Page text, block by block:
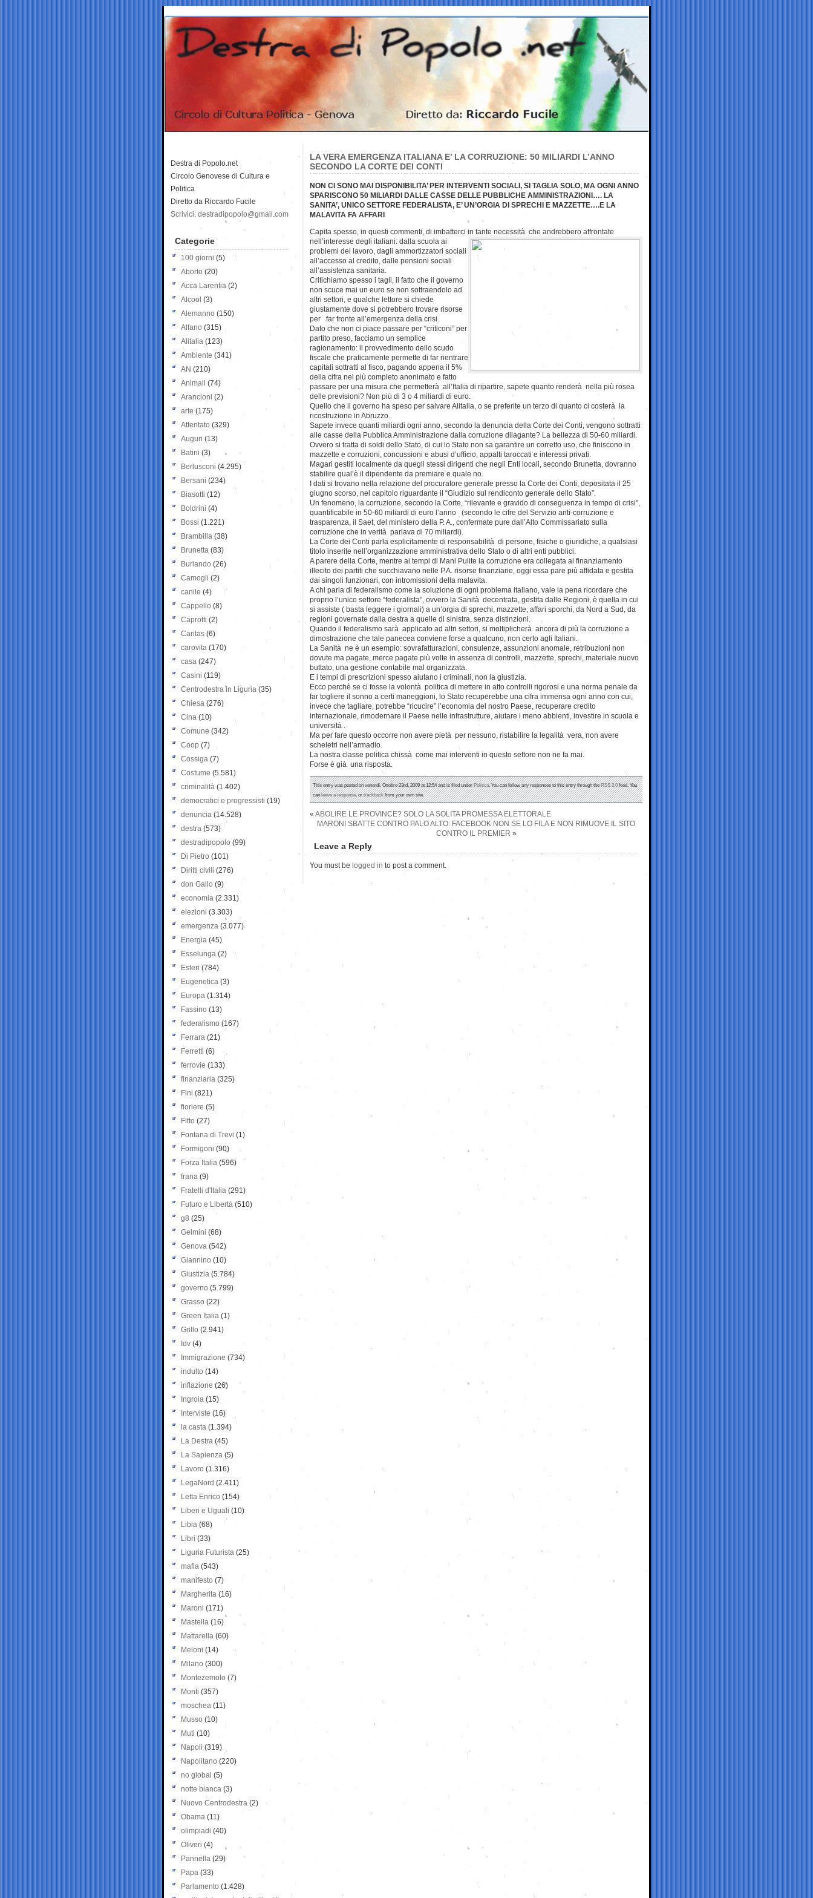
LA VERA EMERGENZA ITALIANA E’ LA CORRUZIONE: 50 MILIARDI L’ANNO
SECONDO LA CORTE DEI CONTI
NON CI SONO MAI DISPONIBILITA’ PER INTERVENTI SOCIALI, SI TAGLIA SOLO, MA OGNI ANNO
SPARISCONO 50 MILIARDI DALLE CASSE DELLE PUBBLICHE AMMINISTRAZIONI…. LA
SANITA’, UNICO SETTORE FEDERALISTA, E’ UN’ORGIA DI SPRECHI E MAZZETTE….E LA
MALAVITA FA AFFARI
Capita spesso, in questi commenti, di imbatterci in tante necessità che andrebbero affrontate
nell’interesse degli italiani: dalla scuola ai
problemi del lavoro, dagli ammortizzatori sociali
all’accesso al credito, dalle pensioni sociali
all’assistenza sanitaria.
Critichiamo spesso i tagli, il fatto che il governo
non scuce mai un euro se non sottraendolo ad
altri settori, e qualche lettore si chiede
giustamente dove si potrebbero trovare risorse
per far fronte all’emergenza della crisi.
Dato che non ci piace passare per “criticoni” per
partito preso, facciamo un semplice
ragionamento: il provvedimento dello scudo
fiscale che praticamente permette di far rientrare
capitali sottratti al fisco, pagando appena il 5%
della cifra nel più completo anonimato e fatto
passare per una misura che permetterà all’Italia di ripartire, sapete quanto renderà nella più rosea
delle previsioni? Non più di 3 o 4 miliardi di euro.
Quello che il governo ha speso per salvare Alitalia, o se preferite un terzo di quanto ci costerà la
ricostruzione in Abruzzo.
Sapete invece quanti miliardi ogni anno, secondo la denuncia della Corte dei Conti, vengono sottratti
alle casse della Pubblica Amministrazione dalla corruzione dilagante? La bellezza di 50-60 miliardi.
Ovvero si tratta di soldi dello Stato, di cui lo Stato non sa garantire un corretto uso, che finiscono in
mazzette e corruzioni, concussioni e abusi d’ufficio, appalti taroccati e interessi privati.
Magari gestiti localmente da quegli stessi dirigenti che negli Enti locali, secondo Brunetta, dovranno
stabilire qual’è il dipendente da premiare e quale no.
I dati si trovano nella relazione del procuratore generale presso la Corte dei Conti, depositata il 25
giugno scorso, nel capitolo riguardante il “Giudizio sul rendiconto generale dello Stato”.
Un fenomeno, la corruzione, secondo la Corte, “rilevante e gravido di conseguenza in tempo di crisi”,
quantificabile in 50-60 miliardi di euro l’anno (secondo le cifre del Servizio anti-corruzione e
trasparenza, il Saet, del ministero della P. A., confermate pure dall’Alto Commissariato sulla
corruzione che in verità parlava di 70 miliardi).
La Corte dei Conti parla esplicitamente di responsabilità di persone, fisiche o giuridiche, a qualsiasi
titolo inserite nell’organizzazione amministrativa dello Stato o di altri enti pubblici.
A parere della Corte, mentre ai tempi di Mani Pulite la corruzione era collegata al finanziamento
illecito dei partiti che succhiavano nelle P.A. risorse finanziarie, oggi essa pare più affidata e gestita
dai singoli funzionari, con intromissioni della malavita.
A chi parla di federalismo come la soluzione di ogni problema italiano, vale la pena ricordare che
proprio l’unico settore “federalista”, ovvero la Sanità decentrata, gestita dalle Regioni, è quella in cui
si assiste ( basta leggere i giornali) a un’orgia di sprechi, mazzette, affari sporchi, da Nord a Sud, da
regioni governate dalla destra a quelle di sinistra, senza distinzioni.
Quando il federalismo sarà applicato ad altri settori, si moltiplicherà ancora di più la corruzione a
dimostrazione che tale panecea conviene forse a qualcuno, non certo agli Italiani.
La Sanità ne è un esempio: sovrafatturazioni, consulenze, assunzioni anomale, retribuzioni non
dovute ma pagate, merce pagate più volte in assenza di controlli, mazzette, sprechi, materiale nuovo
buttato, una gestione contabile mal organizzata.
E i tempi di prescrizioni spesso aiutano i criminali, non la giustizia.
Ecco perchè se ci fosse la volontà politica di mettere in atto controlli rigorosi e una norma penale da
far togliere il sonno a certi maneggioni, lo Stato recuperebbe una cifra immensa ogni anno con cui,
invece che tagliare, potrebbe “ricucire” l’economia del nostro Paese, recuperare credito
internazionale, rimodernare il Paese nelle infrastrutture, aiutare i meno abbienti, investire in scuola e
università .
Ma per fare questo occorre non avere pietà per nessuno, ristabilire la legalità vera, non avere
scheletri nell’armadio.
La nostra classe politica chissà come mai interventi in questo settore non ne fa mai.
Forse è già una risposta.
This entry was posted on venerdì, Ottobre 23rd, 2009 at 12:54 and is filed underPolitica. You can follow any responses to this entry through theRSS 2.0feed. You
canleave a response, ortrackbackfrom your own site.
« ABOLIRE LE PROVINCE? SOLO LA SOLITA PROMESSA ELETTORALE
MARONI SBATTE CONTRO PALO ALTO: FACEBOOK NON SE LO FILA E NON RIMUOVE IL SITO
CONTRO IL PREMIER »
Leave a Reply
You must be logged in to post a comment.
Destra di Popolo.net
Circolo Genovese di Cultura e
Politica
Diretto da Riccardo Fucile
Scrivici: destradipopolo@gmail.com
Categorie
100 giorni (5)
Aborto (20)
Acca Larentia (2)
Alcool (3)
Alemanno (150)
Alfano (315)
Alitalia (123)
Ambiente (341)
AN (210)
Animali (74)
Arancioni (2)
arte (175)
Attentato (329)
Auguri (13)
Batini (3)
Berlusconi (4.295)
Bersani (234)
Biasotti (12)
Boldrini (4)
Bossi (1.221)
Brambilla (38)
Brunetta (83)
Burlando (26)
Camogli (2)
canile (4)
Cappello (8)
Caprotti (2)
Caritas (6)
carovita (170)
casa (247)
Casini (119)
Centrodestra in Liguria (35)
Chiesa (276)
Cina (10)
Comune (342)
Coop (7)
Cossiga (7)
Costume (5.581)
criminalità (1.402)
democratici e progressisti (19)
denuncia (14.528)
destra (573)
destradipopolo (99)
Di Pietro (101)
Diritti civili (276)
don Gallo (9)
economia (2.331)
elezioni (3.303)
emergenza (3.077)
Energia (45)
Esselunga (2)
Esteri (784)
Eugenetica (3)
Europa (1.314)
Fassino (13)
federalismo (167)
Ferrara (21)
Ferretti (6)
ferrovie (133)
finanziaria (325)
Fini (821)
fioriere (5)
Fitto (27)
Fontana di Trevi (1)
Formigoni (90)
Forza Italia (596)
frana (9)
Fratelli d'Italia (291)
Futuro e Libertà (510)
g8 (25)
Gelmini (68)
Genova (542)
Giannino (10)
Giustizia (5.784)
governo (5.799)
Grasso (22)
Green Italia (1)
Grillo (2.941)
Idv (4)
Immigrazione (734)
indulto (14)
inflazione (26)
Ingroia (15)
Interviste (16)
la casta (1.394)
La Destra (45)
La Sapienza (5)
Lavoro (1.316)
LegaNord (2.411)
Letta Enrico (154)
Liberi e Uguali (10)
Libia (68)
Libri (33)
Liguria Futurista (25)
mafia (543)
manifesto (7)
Margherita (16)
Maroni (171)
Mastella (16)
Mattarella (60)
Meloni (14)
Milano (300)
Montezemolo (7)
Monti (357)
moschea (11)
Musso (10)
Muti (10)
Napoli (319)
Napolitano (220)
no global (5)
notte bianca (3)
Nuovo Centrodestra (2)
Obama (11)
olimpiadi (40)
Oliveri (4)
Pannella (29)
Papa (33)
Parlamento (1.428)